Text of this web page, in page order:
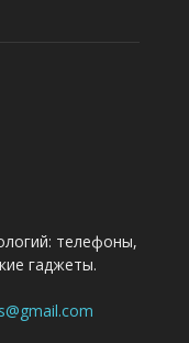
телефоны,
гаджеты.